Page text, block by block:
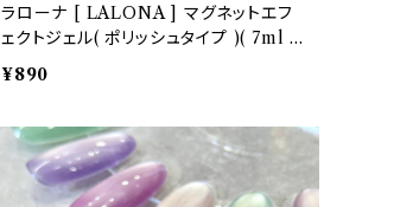
ラローナ [ LALONA ] マグネットエフ
ェクトジェル( ポリッシュタイプ )( 7ml )
ジェルネイル/ネイル/セルフネイル/マグ
ジェル/韓国ネイル
¥890